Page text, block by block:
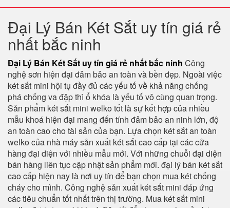
Đại Lý Bán Két Sắt uy tín giá rẻ
nhất bắc ninh
Đại Lý Bán Két Sắt uy tín giá rẻ nhất bắc ninh Công
nghệ sơn hiện đại đảm bảo an toàn và bền đẹp. Ngoài việc
két sắt mini hội tụ đầy đủ các yếu tố về khả năng chống
phá chống va đập thì ổ khóa là yếu tố vô cùng quan trọng.
Sản phẩm két sắt mini welko tốt là sự kết hợp của nhiều
mẫu khoá hiện đại mang đến tính đảm bảo an ninh lớn, độ
an toàn cao cho tài sản của bạn. Lựa chọn két sắt an toàn
welko của nhà máy sản xuất két sắt cao cấp tại các cửa
hàng đại diện với nhiều mẫu mới. Với những chuỗi đại diện
bán hàng liên tục cập nhật sản phẩm mới. đại lý bán két sắt
cao cấp hiện nay là nơi uy tín để bạn chọn mua két chống
cháy cho mình. Công nghệ sản xuất két sắt mini đáp ứng
các tiêu chuẩn tốt nhất trên thị trường. Mua két sắt mini